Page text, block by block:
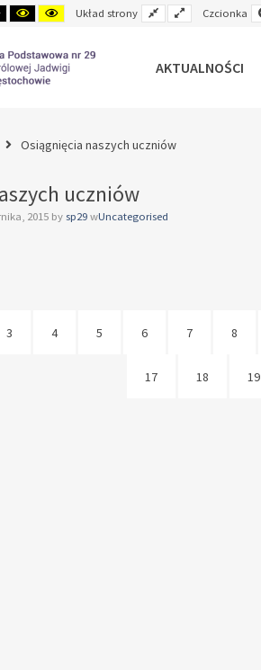
Black
and
Black
and
Yellow
and
Układ strony
Fixed
layout
Wide
layout
Czcionka
AKTUALNOŚCI
Osiągnięcia naszych uczniów
uczniów
2015 by sp29 wUncategorised
3 4 5 6 7 8
17 18 19